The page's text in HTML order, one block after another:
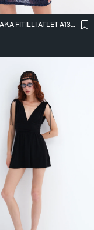
HALTER YAKA FITILLI ATLET A13294-L7